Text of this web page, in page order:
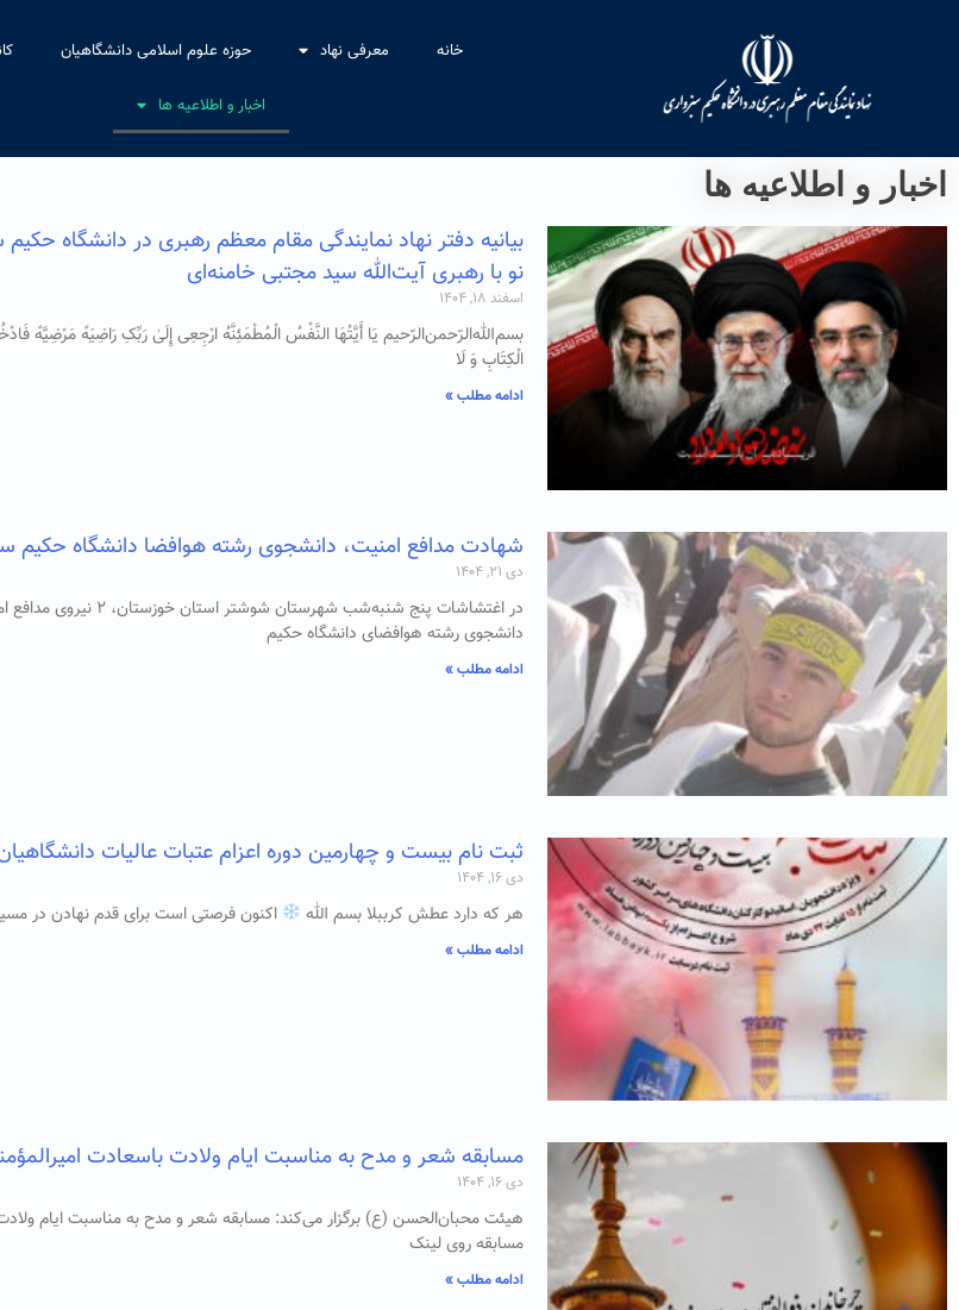
خانه معرفی نهاد حوزه علوم اسلامی دانشگاهیان
اخبار و اطلاعیه ها
اخبار و اطلاعیه ها
بیانیه دفتر نهاد نمایندگی مقام معظم رهبری در دانشگاه
نو با رهبری آیت‌الله سید مجتبی خامنه‌ای
اسفند ۱۸, ۱۴۰۴
بسم‌الله‌الرّحمن‌الرّحیم یَا أَیَّتُهَا النَّفْسُ الْمُطْمَئِنَّهُ ارْجِعِی إِلَىٰ رَبِّکِ رَاضِیَهً مَرْضِیَّهً
الْکِتَابِ وَ لَا
ادامه مطلب »
شهادت مدافع امنیت، دانشجوی رشته هوافضا دانشگاه حکیم
دی ۲۱, ۱۴۰۴
در اغتشاشات پنج
دانشجوی رشته هوافضای دانشگاه حکیم
ادامه مطلب »
ثبت نام بیست و چهارمین دوره اعزام عتبات عالیات
دی ۱۶, ۱۴۰۴
هر که دارد عطش کرببلا بسم الله اکنون فرصتی است برای قدم نهادن در
ادامه مطلب »
مسابقه شعر و مدح به مناسبت ایام ولادت باسعادت
دی ۱۶, ۱۴۰۴
هیئت محبان‌الحسن (ع) برگزار می‌کند: مسابقه شعر و مدح به مناسبت ایام
مسابقه روی لینک
ادامه مطلب »